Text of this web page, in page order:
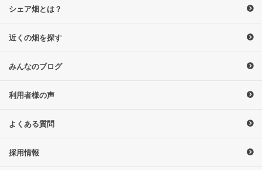
シェア畑とは？
近くの畑を探す
みんなのブログ
利用者様の声
よくある質問
採用情報